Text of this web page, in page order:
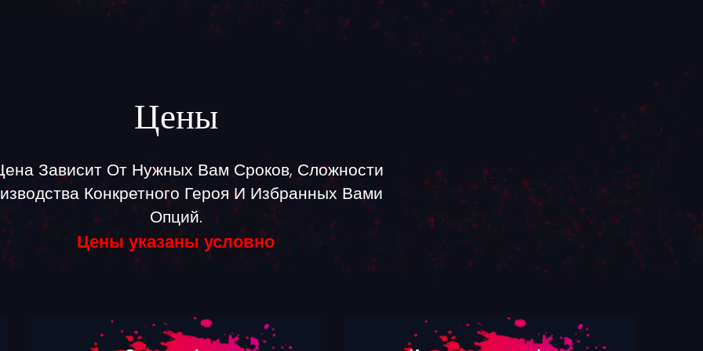
Цены
Зависит От Нужных Вам Сроков, Сложности
Конкретного Героя И Избранных Вами
Опций.
Цены указаны условно